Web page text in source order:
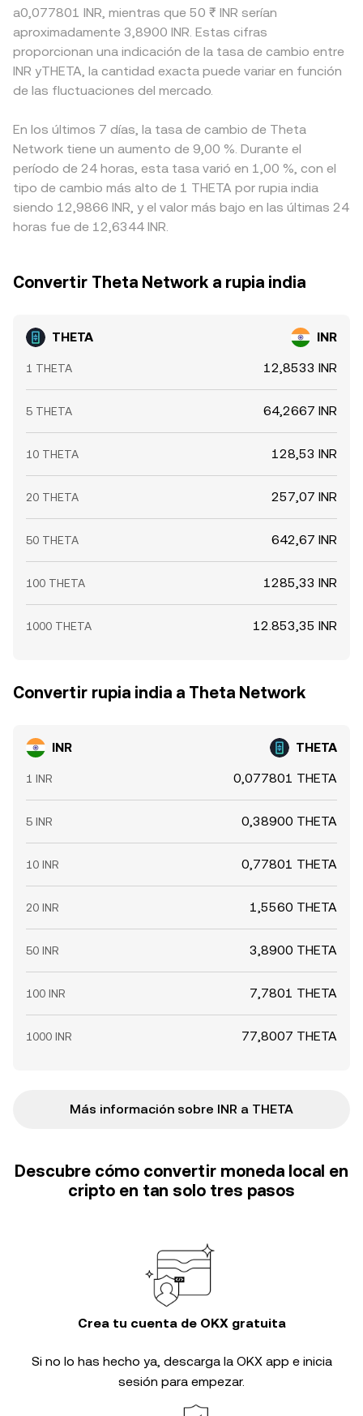
a0,077801 INR, mientras que 50 ₹ INR serían
aproximadamente 3,8900 INR. Estas cifras
proporcionan una indicación de la tasa de cambio entre
INR yTHETA, la cantidad exacta puede variar en función
de las fluctuaciones del mercado.
En los últimos 7 días, la tasa de cambio de Theta
Network tiene un aumento de 9,00 %. Durante el
período de 24 horas, esta tasa varió en 1,00 %, con el
tipo de cambio más alto de 1 THETA por rupia india
siendo 12,9866 INR, y el valor más bajo en las últimas 24
horas fue de 12,6344 INR.
Convertir Theta Network a rupia india
THETA INR
1 THETA 12,8533 INR
5 THETA 64,2667 INR
10 THETA 128,53 INR
20 THETA 257,07 INR
50 THETA 642,67 INR
100 THETA 1285,33 INR
1000 THETA 12.853,35 INR
Convertir rupia india a Theta Network
INR THETA
1 INR 0,077801 THETA
5 INR 0,38900 THETA
10 INR 0,77801 THETA
20 INR 1,5560 THETA
50 INR 3,8900 THETA
100 INR 7,7801 THETA
1000 INR 77,8007 THETA
Más información sobre INR a THETA
Descubre cómo convertir moneda local en
cripto en tan solo tres pasos
Crea tu cuenta de OKX gratuita
Si no lo has hecho ya, descarga la OKX app e inicia
sesión para empezar.